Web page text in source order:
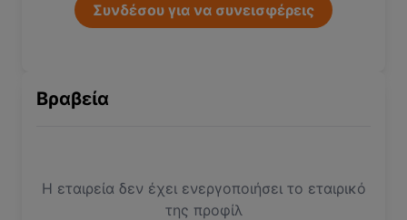
Συνδέσου για να συνεισφέρεις
Βραβεία
Η εταιρεία δεν έχει ενεργοποιήσει το εταιρικό
της προφίλ